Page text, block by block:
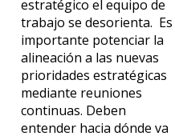
estratégico el equipo de
trabajo se desorienta. Es
importante potenciar la
alineación a las nuevas
prioridades estratégicas
mediante reuniones
continuas. Deben
entender hacia dónde va